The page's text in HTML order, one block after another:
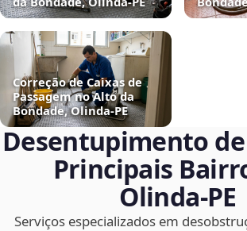
Correção de Caixas de
Passagem no Alto da
Bondade, Olinda‑PE
Desentupimento
Principais
Olinda‑PE
Serviços especializados em